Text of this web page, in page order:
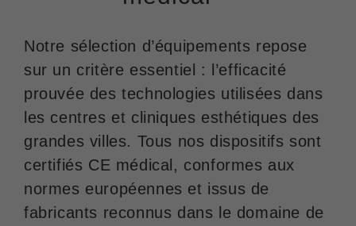
Notre sélection d’équipements repose
sur un critère essentiel : l’efficacité
prouvée des technologies utilisées dans
les centres et cliniques esthétiques des
grandes villes. Tous nos dispositifs sont
certifiés CE médical, conformes aux
normes européennes et issus de
fabricants reconnus dans le domaine de